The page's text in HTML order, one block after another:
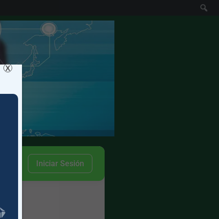
Iniciar Sesión
X